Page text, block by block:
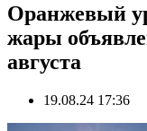
Оранжевый
жары
августа
19.08.24 17:36